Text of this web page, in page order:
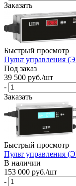
Заказать
Быстрый просмотр
Пульт управления
Под заказ
39 500 руб./шт
-
Заказать
Быстрый просмотр
Пульт управления
В наличии
153 000 руб./шт
-